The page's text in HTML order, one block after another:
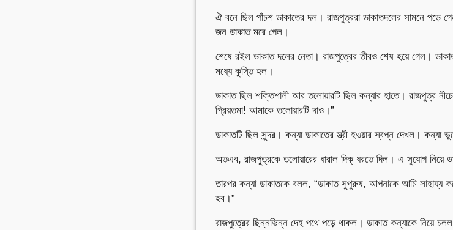
ঐ বনে ছিল পাঁচশ ডাকাতের দল। রাজপুত্ররা ডাকাতদলের সামনে পড়ে
জন ডাকাত মরে গেল।
শেষে রইল ডাকাত দলের নেতা। রাজপুত্রের তীরও শেষ হয়ে গেল।
মধ্যে কুস্তি হল।
ডাকাত ছিল শক্তিশালী আর তলোয়ারটি ছিল কন্যার হাতে। রাজপুত্র
প্রিয়তমা! আমাকে তলোয়ারটি দাও।”
ডাকাতটি ছিল সুন্দর। কন্যা ডাকাতের স্ত্রী হওয়ার স্বপ্ন দেখল। কন্যা
অতএব, রাজপুত্রকে তলোয়ারের ধারাল দিক্ ধরতে দিল। এ সুযোগ নিয়ে
তারপর কন্যা ডাকাতকে বলল, “ডাকাত সুপুরুষ, আপনাকে আমি সাহায্য
হব।”
রাজপুত্রের ছিন্নভিন্ন দেহ পথে পড়ে থাকল। ডাকাত কন্যাকে নিয়ে